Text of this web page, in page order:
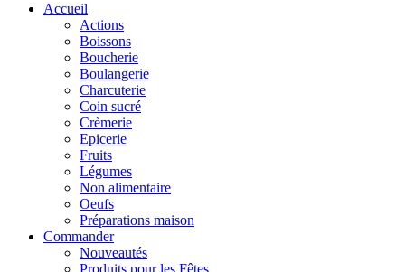
Accueil
Actions
Boissons
Boucherie
Boulangerie
Charcuterie
Coin sucré
Crèmerie
Epicerie
Fruits
Légumes
Non alimentaire
Oeufs
Préparations maison
Commander
Nouveautés
Produits pour les Fêtes